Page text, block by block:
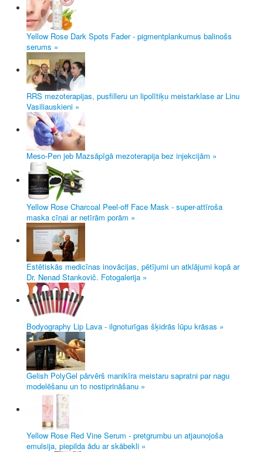
Yellow Rose Dark Spots Fader - pigmentplankumus balinošs
serums »
RRS mezoterapijas, pusfilleru un lipolītiķu meistarklase ar Linu
Vasiliauskieni »
Meso-Pen jeb Mazsāpīgā mezoterapija bez injekcijām »
Yellow Rose Charcoal Peel-off Face Mask - super-attīroša
maska cīņai ar netīrām porām »
Estētiskās medicīnas inovācijas, pētījumi un atklājumi kopā ar
Dr. Nenad Stankovič. Fotogalerija »
Bodyography Lip Lava - ilgnoturīgas šķidrās lūpu krāsas »
Gelish PolyGel pārvērš manikīra meistaru sapratni par nagu
modelēšanu un to nostiprināšanu »
Yellow Rose Red Vine Serum - pretgrumbu un atjaunojoša
emulsija, piepilda ādu ar skābekli »